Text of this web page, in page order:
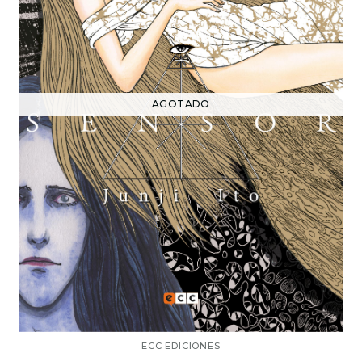
AGOTADO
ECC EDICIONES